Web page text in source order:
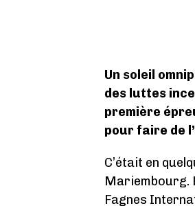
Un soleil
des luttes
première
pour faire de
C’était en
Mariembourg.
Fagnes